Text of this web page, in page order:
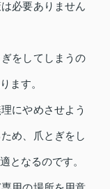
必要ありません
をしてしまうの
ます。
にやめさせよう
め、爪とぎをし
となるのです。